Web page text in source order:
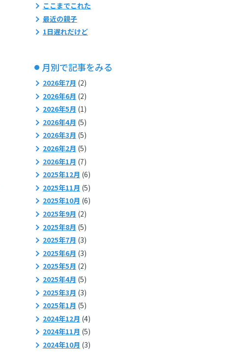
ここまでこれた
最近の親子
1日遅れだけど
月別で記事をみる
2026年7月 (2)
2026年6月 (2)
2026年5月 (1)
2026年4月 (5)
2026年3月 (5)
2026年2月 (5)
2026年1月 (7)
2025年12月 (6)
2025年11月 (5)
2025年10月 (6)
2025年9月 (2)
2025年8月 (5)
2025年7月 (3)
2025年6月 (3)
2025年5月 (2)
2025年4月 (5)
2025年3月 (3)
2025年1月 (5)
2024年12月 (4)
2024年11月 (5)
2024年10月 (3)